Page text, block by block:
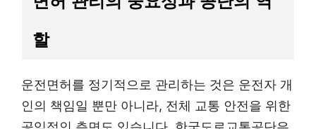
할
운전면허를 정기적으로 관리하는 것은 운전자 개
인의 책임일 뿐만 아니라, 전체 교통 안전을 위한